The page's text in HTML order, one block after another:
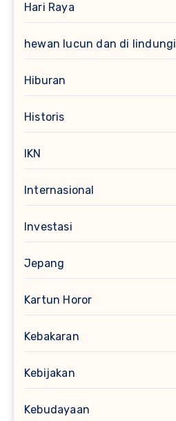
Hari Raya
hewan lucun dan di lindungi
Hiburan
Historis
IKN
Internasional
Investasi
Jepang
Kartun Horor
Kebakaran
Kebijakan
Kebudayaan